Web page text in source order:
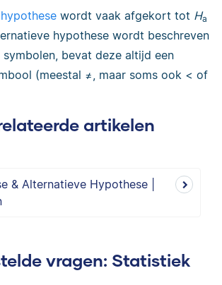
wordt vaak afgekort tot Ha
hypothese wordt beschreven
bevat deze altijd een
(meestal ≠, maar soms ook < of
artikelen
& Alternatieve Hypothese |
vragen: Statistiek